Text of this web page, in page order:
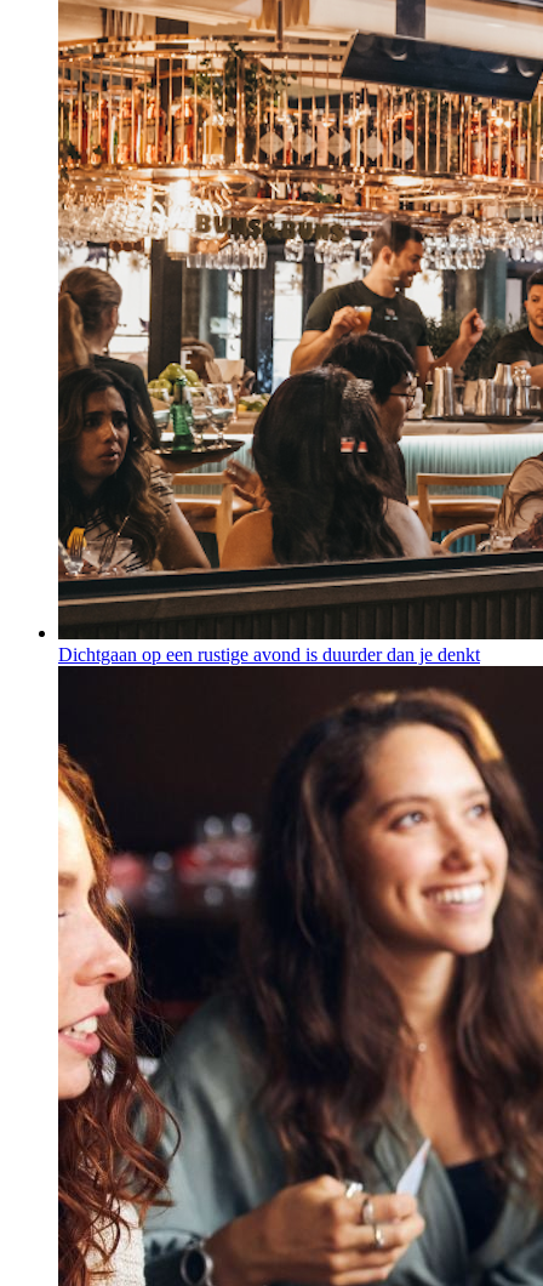
Dichtgaan op een rustige avond is duurder dan je denkt